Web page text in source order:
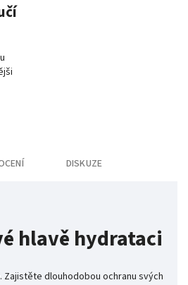
DISKUZE
hlavě hydrataci
dlouhodobou ochranu svých